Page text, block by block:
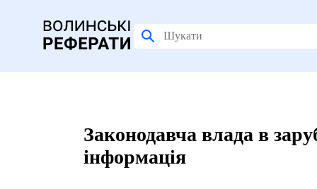
Законодавча влада в
інформація